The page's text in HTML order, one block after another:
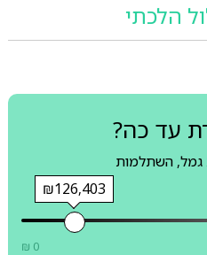
הלכתי
עד כה?
גמל, השתלמות
₪126,403
₪ 0